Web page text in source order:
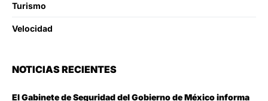
Turismo
Velocidad
NOTICIAS RECIENTES
El Gabinete de Seguridad del Gobierno de México informa